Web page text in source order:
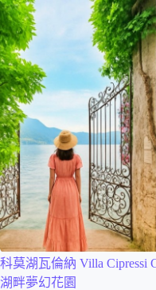
科莫湖瓦倫納 Villa Cipressi
湖畔夢幻花園